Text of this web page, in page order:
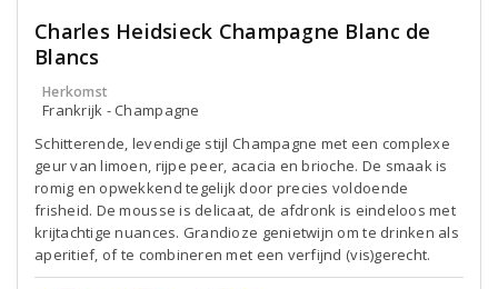
Charles Heidsieck Champagne Blanc de
Blancs
Herkomst
Frankrijk - Champagne
Schitterende, levendige stijl Champagne met een complexe
geur van limoen, rijpe peer, acacia en brioche. De smaak is
romig en opwekkend tegelijk door precies voldoende
frisheid. De mousse is delicaat, de afdronk is eindeloos met
krijtachtige nuances. Grandioze genietwijn om te drinken als
aperitief, of te combineren met een verfijnd (vis)gerecht.